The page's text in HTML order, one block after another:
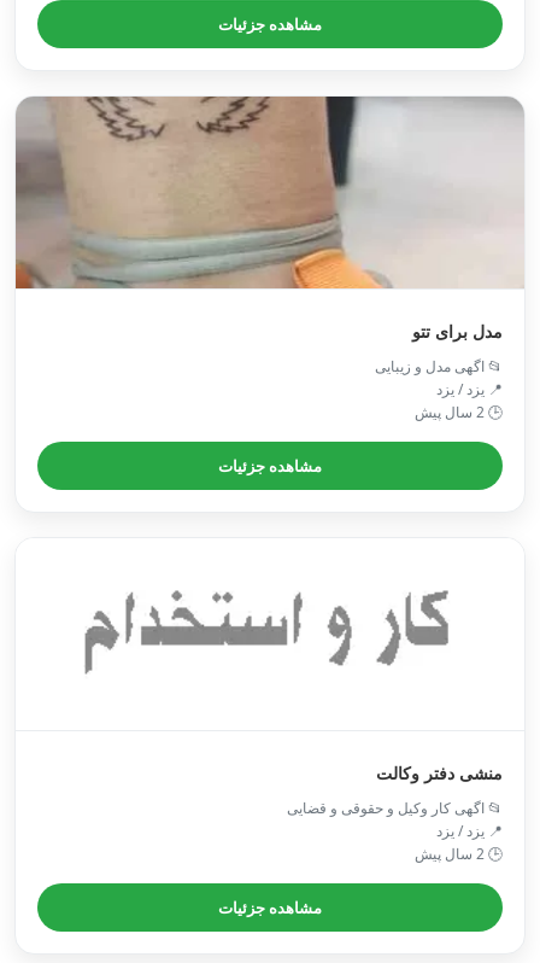
مشاهده جزئیات
مدل برای تتو
📂 اگهی مدل و زیبایی
📍 یزد / یزد
🕒 2 سال پیش
مشاهده جزئیات
منشی دفتر وکالت
📂 اگهی کار وکیل و حقوقی و قضایی
📍 یزد / یزد
🕒 2 سال پیش
مشاهده جزئیات